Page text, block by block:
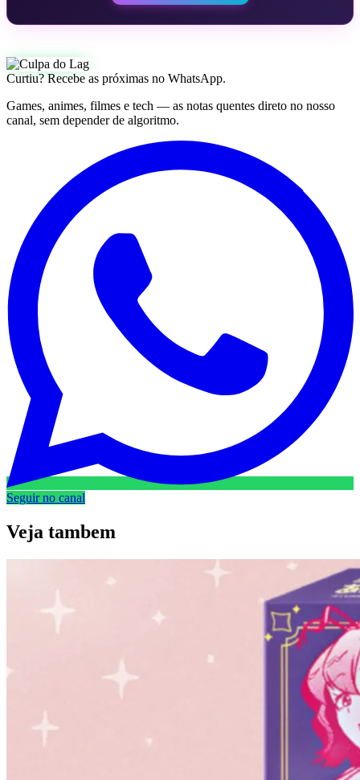
Curtiu? Recebe as próximas no WhatsApp.
Games, animes, filmes e tech — as notas quentes direto no nosso
canal, sem depender de algoritmo.
Seguir no canal
Veja tambem